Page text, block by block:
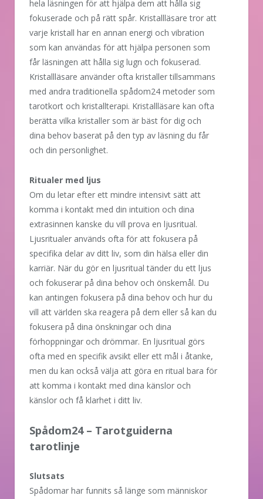
hela läsningen för att hjälpa dem att hålla sig
fokuserade och på rätt spår. Kristallläsare tror att
varje kristall har en annan energi och vibration
som kan användas för att hjälpa personen som
får läsningen att hålla sig lugn och fokuserad.
Kristallläsare använder ofta kristaller tillsammans
med andra traditionella spådom24 metoder som
tarotkort och kristallterapi. Kristallläsare kan ofta
berätta vilka kristaller som är bäst för dig och
dina behov baserat på den typ av läsning du får
och din personlighet.
Ritualer med ljus
Om du letar efter ett mindre intensivt sätt att
komma i kontakt med din intuition och dina
extrasinnen kanske du vill prova en ljusritual.
Ljusritualer används ofta för att fokusera på
specifika delar av ditt liv, som din hälsa eller din
karriär. När du gör en ljusritual tänder du ett ljus
och fokuserar på dina behov och önskemål. Du
kan antingen fokusera på dina behov och hur du
vill att världen ska reagera på dem eller så kan du
fokusera på dina önskningar och dina
förhoppningar och drömmar. En ljusritual görs
ofta med en specifik avsikt eller ett mål i åtanke,
men du kan också välja att göra en ritual bara för
att komma i kontakt med dina känslor och
känslor och få klarhet i ditt liv.
Spådom24 – Tarotguiderna
tarotlinje
Slutsats
Spådomar har funnits så länge som människor